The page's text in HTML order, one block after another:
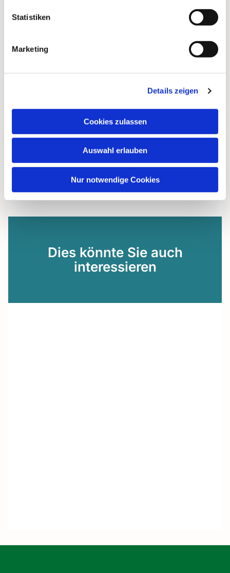
Statistiken
Marketing
Details zeigen
Cookies zulassen
Auswahl erlauben
Nur notwendige Cookies
Dies könnte Sie auch
interessieren